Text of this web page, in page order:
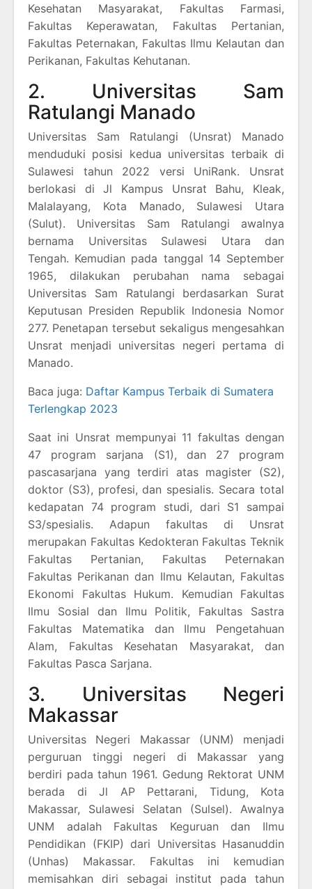
Kesehatan Masyarakat, Fakultas Farmasi,
Fakultas Keperawatan, Fakultas Pertanian,
Fakultas Peternakan, Fakultas Ilmu Kelautan dan
Perikanan, Fakultas Kehutanan.
2. Universitas Sam
Ratulangi Manado
Universitas Sam Ratulangi (Unsrat) Manado
menduduki posisi kedua universitas terbaik di
Sulawesi tahun 2022 versi UniRank. Unsrat
berlokasi di Jl Kampus Unsrat Bahu, Kleak,
Malalayang, Kota Manado, Sulawesi Utara
(Sulut). Universitas Sam Ratulangi awalnya
bernama Universitas Sulawesi Utara dan
Tengah. Kemudian pada tanggal 14 September
1965, dilakukan perubahan nama sebagai
Universitas Sam Ratulangi berdasarkan Surat
Keputusan Presiden Republik Indonesia Nomor
277. Penetapan tersebut sekaligus mengesahkan
Unsrat menjadi universitas negeri pertama di
Manado.
Baca juga: Daftar Kampus Terbaik di Sumatera
Terlengkap 2023
Saat ini Unsrat mempunyai 11 fakultas dengan
47 program sarjana (S1), dan 27 program
pascasarjana yang terdiri atas magister (S2),
doktor (S3), profesi, dan spesialis. Secara total
kedapatan 74 program studi, dari S1 sampai
S3/spesialis. Adapun fakultas di Unsrat
merupakan Fakultas Kedokteran Fakultas Teknik
Fakultas Pertanian, Fakultas Peternakan
Fakultas Perikanan dan Ilmu Kelautan, Fakultas
Ekonomi Fakultas Hukum. Kemudian Fakultas
Ilmu Sosial dan Ilmu Politik, Fakultas Sastra
Fakultas Matematika dan Ilmu Pengetahuan
Alam, Fakultas Kesehatan Masyarakat, dan
Fakultas Pasca Sarjana.
3. Universitas Negeri
Makassar
Universitas Negeri Makassar (UNM) menjadi
perguruan tinggi negeri di Makassar yang
berdiri pada tahun 1961. Gedung Rektorat UNM
berada di Jl AP Pettarani, Tidung, Kota
Makassar, Sulawesi Selatan (Sulsel). Awalnya
UNM adalah Fakultas Keguruan dan Ilmu
Pendidikan (FKIP) dari Universitas Hasanuddin
(Unhas) Makassar. Fakultas ini kemudian
memisahkan diri sebagai institut pada tahun